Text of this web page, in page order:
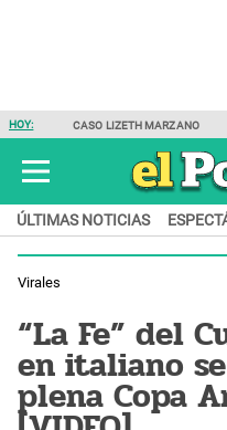
HOY: CASO LIZETH MARZANO
ÚLTIMAS NOTICIAS
Virales
“La Fe” del
en italiano
plena Copa